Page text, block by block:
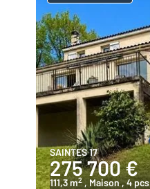
SAINTES 17
275 700 €
111,3 m2 , Maison , 4 pcs